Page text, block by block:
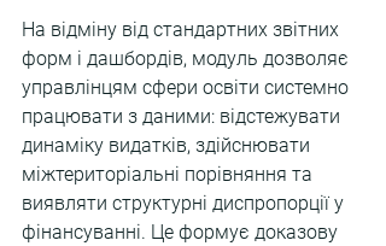
На відміну від стандартних звітних
форм і дашбордів, модуль дозволяє
управлінцям сфери освіти системно
працювати з даними: відстежувати
динаміку видатків, здійснювати
міжтериторіальні порівняння та
виявляти структурні диспропорції у
фінансуванні. Це формує доказову